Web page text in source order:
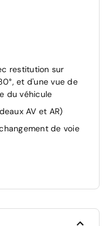
restitution sur
et d'une vue de
du véhicule
AV et AR)
de voie
en roulant